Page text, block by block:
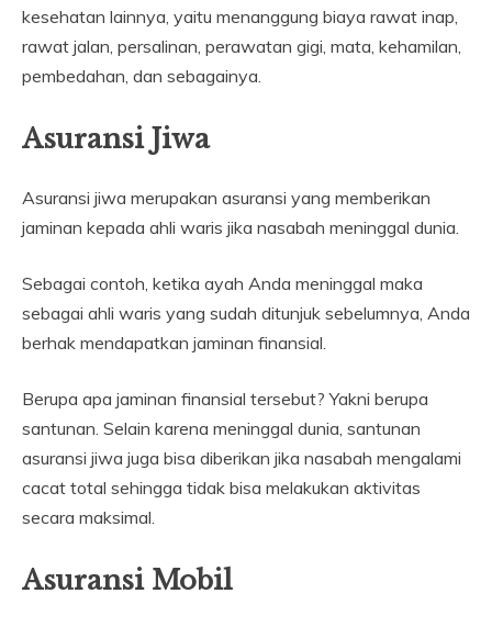
kesehatan lainnya, yaitu menanggung biaya rawat inap,
rawat jalan, persalinan, perawatan gigi, mata, kehamilan,
pembedahan, dan sebagainya.
Asuransi Jiwa
Asuransi jiwa merupakan asuransi yang memberikan
jaminan kepada ahli waris jika nasabah meninggal dunia.
Sebagai contoh, ketika ayah Anda meninggal maka
sebagai ahli waris yang sudah ditunjuk sebelumnya, Anda
berhak mendapatkan jaminan finansial.
Berupa apa jaminan finansial tersebut? Yakni berupa
santunan. Selain karena meninggal dunia, santunan
asuransi jiwa juga bisa diberikan jika nasabah mengalami
cacat total sehingga tidak bisa melakukan aktivitas
secara maksimal.
Asuransi Mobil